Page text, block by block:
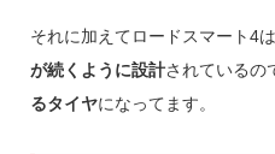
それに加えてロードスマート4は
が続くように設計されているの
るタイヤになってます。